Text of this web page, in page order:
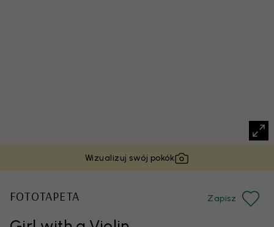
Wizualizuj swój pokók
FOTOTAPETA Zapisz